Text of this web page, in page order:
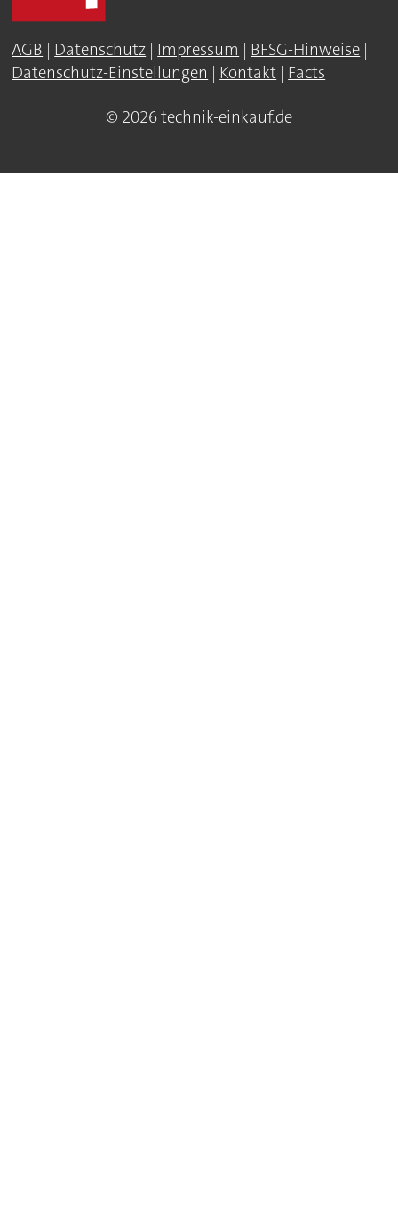
AGB | Datenschutz | Impressum | BFSG-Hinweise |
Datenschutz-Einstellungen | Kontakt | Facts
© 2026 technik-einkauf.de